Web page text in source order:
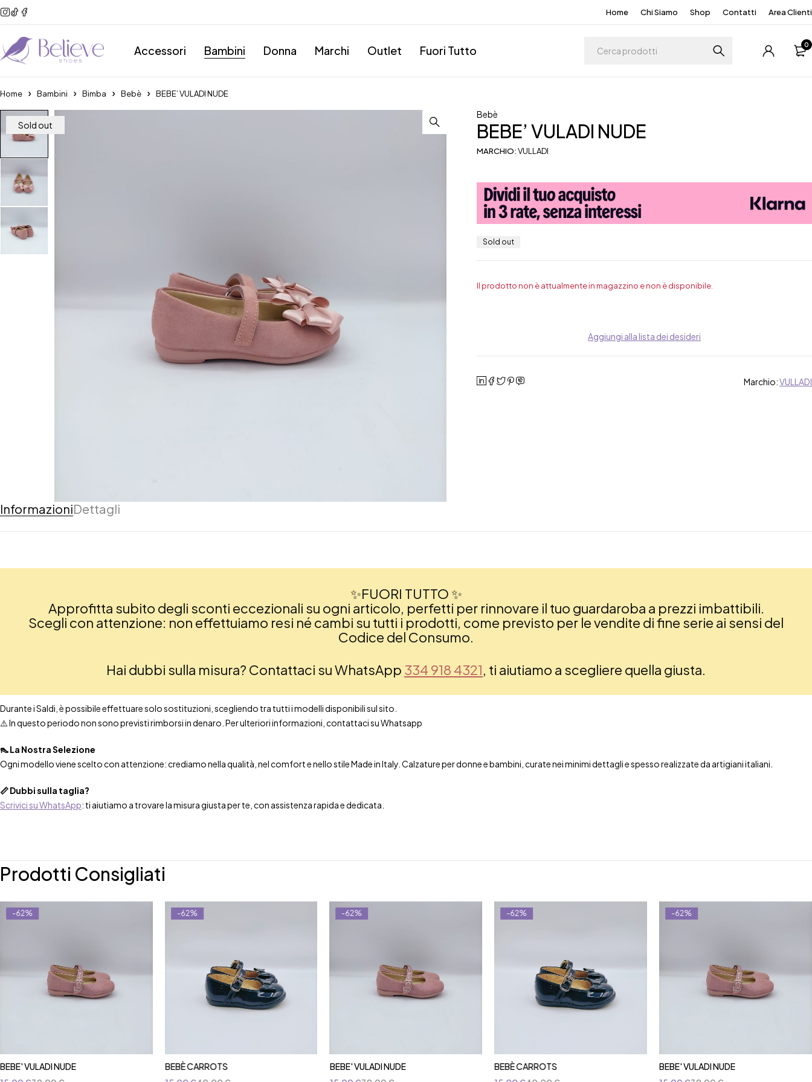
Home Chi Siamo Shop Contatti Area Clienti
Accessori Bambini Donna Marchi Outlet Fuori Tutto 0
Home Bambini Bimba Bebè BEBE’ VULADI NUDE
Sold out
Bebè
BEBE’ VULADI NUDE
MARCHIO:VULLADI
Sold out
Il prodotto non è attualmente in magazzino e non è disponibile.
Aggiungi alla lista dei desideri
Marchio:VULLADI
InformazioniDettagli
✨FUORI TUTTO ✨
Approfitta subito degli sconti eccezionali su ogni articolo, perfetti per rinnovare il tuo guardaroba a prezzi imbattibili.
Scegli con attenzione: non effettuiamo resi né cambi su tutti i prodotti, come previsto per le vendite di fine serie ai sensi del
Codice del Consumo.
Hai dubbi sulla misura? Contattaci su WhatsApp 334 918 4321, ti aiutiamo a scegliere quella giusta.
Durante i Saldi, è possibile effettuare solo sostituzioni, scegliendo tra tutti i modelli disponibili sul sito.
⚠️ In questo periodo non sono previsti rimborsi in denaro. Per ulteriori informazioni, contattaci su Whatsapp
👠 La Nostra Selezione
Ogni modello viene scelto con attenzione: crediamo nella qualità, nel comfort e nello stile Made in Italy. Calzature per donne e bambini, curate nei minimi dettagli e spesso realizzate da artigiani italiani.
📏 Dubbi sulla taglia?
Scrivici su WhatsApp: ti aiutiamo a trovare la misura giusta per te, con assistenza rapida e dedicata.
Prodotti Consigliati
-62%
Aggiungi al carrello
BEBE' VULADI NUDE
-62%
BEBÈ CARROTS
-62%
Aggiungi al carrello
BEBE' VULADI NUDE
-62%
BEBÈ CARROTS
-62%
Aggiungi al carrello
BEBE' VULADI NUDE